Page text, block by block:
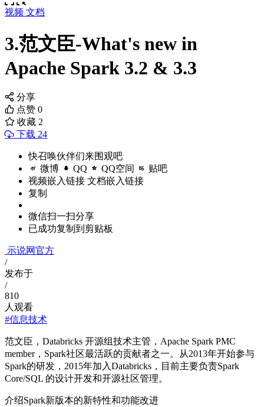
视频 文档
3.范文臣-What's new in
Apache Spark 3.2 & 3.3
分享
点赞 0
收藏 2
下载 24
快召唤伙伴们来围观吧
微博 QQ QQ空间 贴吧
视频嵌入链接 文档嵌入链接
复制
微信扫一扫分享
已成功复制到剪贴板
示说网官方
/
发布于
/
810
人观看
#信息技术
范文臣，Databricks 开源组技术主管，Apache Spark PMC
member，Spark社区最活跃的贡献者之一。从2013年开始参与
Spark的研发，2015年加入Databricks，目前主要负责Spark
Core/SQL 的设计开发和开源社区管理。
介绍Spark新版本的新特性和功能改进